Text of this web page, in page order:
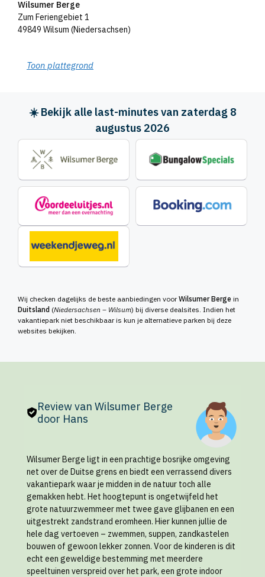
Wilsumer Berge
Zum Feriengebiet 1
49849 Wilsum (Niedersachsen)
Toon plattegrond
☀️ Bekijk alle last-minutes van zaterdag 8
augustus 2026
Wij checken dagelijks de beste aanbiedingen voorWilsumer Berge in
Duitsland (Niedersachsen – Wilsum) bij diverse dealsites. Indien het
vakantiepark niet beschikbaar is kun je alternatieve parken bij deze
websites bekijken.
Review van Wilsumer Berge
door Hans
Wilsumer Berge ligt in een prachtige bosrijke omgeving
net over de Duitse grens en biedt een verrassend divers
vakantiepark waar je midden in de natuur toch alle
gemakken hebt. Het hoogtepunt is ongetwijfeld het
grote natuurzwemmeer met twee gave glijbanen en een
uitgestrekt zandstrand eromheen. Hier kunnen jullie de
hele dag vertoeven – zwemmen, suppen, zandkastelen
bouwen of gewoon lekker zonnen. Voor de kinderen is dit
echt een geweldige bestemming met meerdere
speeltuinen verspreid over het park, een grote indoor